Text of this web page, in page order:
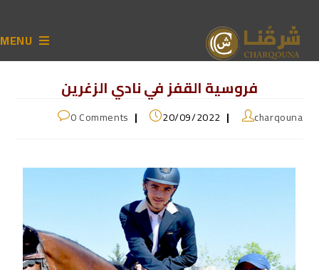
MENU
فروسية القفز في نادي الزغرين
charqouna
20/09/2022
0 Comments